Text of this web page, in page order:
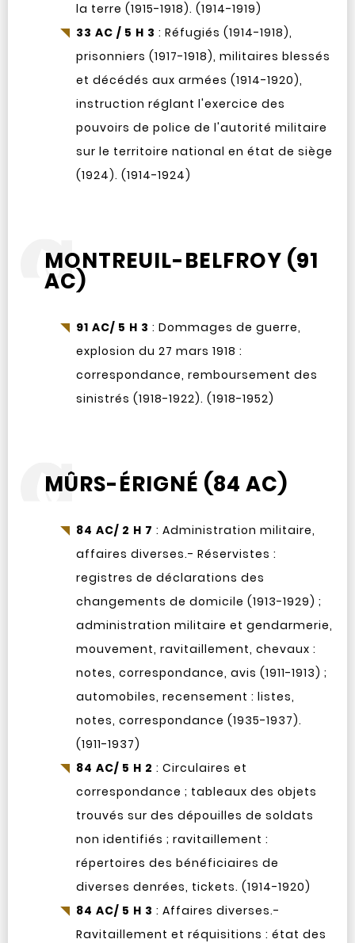
la terre (1915-1918). (1914-1919)
33 AC / 5 H 3 : Réfugiés (1914-1918),
prisonniers (1917-1918), militaires blessés
et décédés aux armées (1914-1920),
instruction réglant l'exercice des
pouvoirs de police de l'autorité militaire
sur le territoire national en état de siège
(1924). (1914-1924)
MONTREUIL-BELFROY (91
AC)
91 AC/ 5 H 3 : Dommages de guerre,
explosion du 27 mars 1918 :
correspondance, remboursement des
sinistrés (1918-1922). (1918-1952)
MÛRS-ÉRIGNÉ (84 AC)
84 AC/ 2 H 7 : Administration militaire,
affaires diverses.- Réservistes :
registres de déclarations des
changements de domicile (1913-1929) ;
administration militaire et gendarmerie,
mouvement, ravitaillement, chevaux :
notes, correspondance, avis (1911-1913) ;
automobiles, recensement : listes,
notes, correspondance (1935-1937).
(1911-1937)
84 AC/ 5 H 2 : Circulaires et
correspondance ; tableaux des objets
trouvés sur des dépouilles de soldats
non identifiés ; ravitaillement :
répertoires des bénéficiaires de
diverses denrées, tickets. (1914-1920)
84 AC/ 5 H 3 : Affaires diverses.-
Ravitaillement et réquisitions : état des